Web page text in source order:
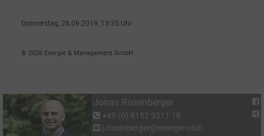
Donnerstag, 26.09.2019, 13:35 Uhr
© 2026 Energie & Management GmbH
Jonas Rosenberger
+49 (0) 8152 9311 18
j.rosenberger@energie-und-